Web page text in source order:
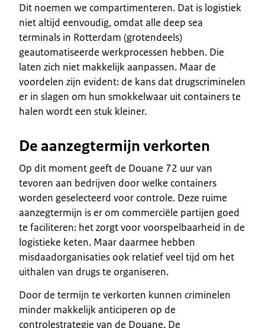
Dit noemen we compartimenteren. Dat is logistiek
niet altijd eenvoudig, omdat alle deep sea
terminals in Rotterdam (grotendeels)
geautomatiseerde werkprocessen hebben. Die
laten zich niet makkelijk aanpassen. Maar de
voordelen zijn evident: de kans dat drugscriminelen
er in slagen om hun smokkelwaar uit containers te
halen wordt een stuk kleiner.
De aanzegtermijn verkorten
Op dit moment geeft de Douane 72 uur van
tevoren aan bedrijven door welke containers
worden geselecteerd voor controle. Deze ruime
aanzegtermijn is er om commerciële partijen goed
te faciliteren: het zorgt voor voorspelbaarheid in de
logistieke keten. Maar daarmee hebben
misdaadorganisaties ook relatief veel tijd om het
uithalen van drugs te organiseren.
Door de termijn te verkorten kunnen criminelen
minder makkelijk anticiperen op de
controlestrategie van de Douane. De